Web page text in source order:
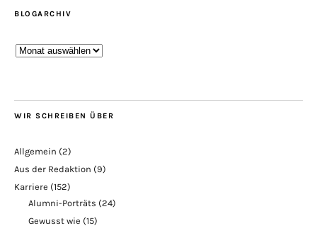
BLOGARCHIV
Blogarchiv
WIR SCHREIBEN ÜBER
Allgemein (2)
Aus der Redaktion (9)
Karriere (152)
Alumni-Porträts (24)
Gewusst wie (15)